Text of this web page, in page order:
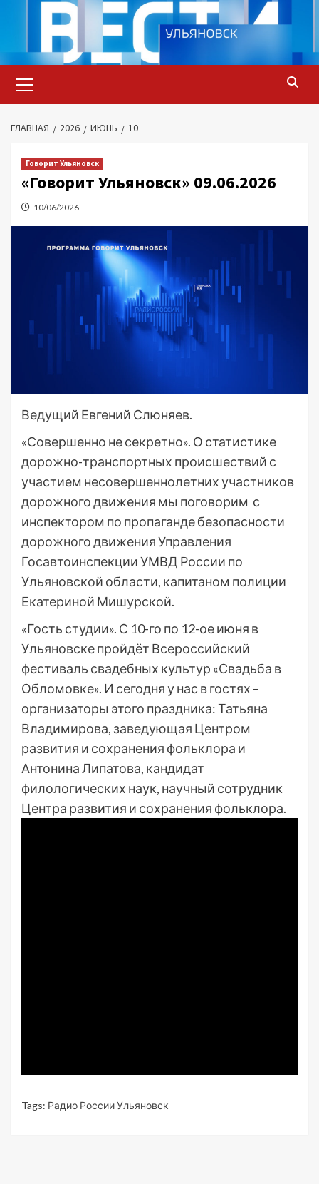
содержимому
меню
ГЛАВНАЯ 2026 ИЮНЬ 10
Говорит Ульяновск
«Говорит Ульяновск» 09.06.2026
10/06/2026
Ведущий Евгений Слюняев.
«Совершенно не секретно». О статистике
дорожно-транспортных происшествий с
участием несовершеннолетних участников
дорожного движения мы поговорим с
инспектором по пропаганде безопасности
дорожного движения Управления
Госавтоинспекции УМВД России по
Ульяновской области, капитаном полиции
Екатериной Мишурской.
«Гость студии». С 10-го по 12-ое июня в
Ульяновске пройдёт Всероссийский
фестиваль свадебных культур «Свадьба в
Обломовке». И сегодня у нас в гостях –
организаторы этого праздника: Татьяна
Владимирова, заведующая Центром
развития и сохранения фольклора и
Антонина Липатова, кандидат
филологических наук, научный сотрудник
Центра развития и сохранения фольклора.
Tags: Радио России Ульяновск